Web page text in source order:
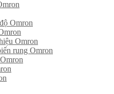
Omron
Omron
rung Omron